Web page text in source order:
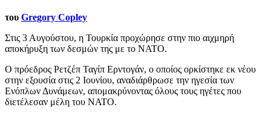
του Gregory Copley
Στις 3 Αυγούστου, η Τουρκία προχώρησε στην πιο αιχμηρή
αποκήρυξη των δεσμών της με το ΝΑΤΟ.
Ο πρόεδρος Ρετζέπ Ταγίπ Ερντογάν, ο οποίος ορκίστηκε εκ νέου
στην εξουσία στις 2 Ιουνίου, αναδιάρθρωσε την ηγεσία των
Ενόπλων Δυνάμεων, απομακρύνοντας όλους τους ηγέτες που
διετέλεσαν μέλη του ΝΑΤΟ.